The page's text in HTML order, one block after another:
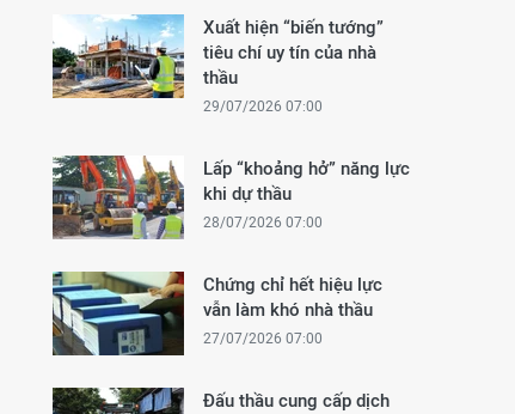
Xuất hiện “biến tướng”
tiêu chí uy tín của nhà
thầu
29/07/2026 07:00
Lấp “khoảng hở” năng lực
khi dự thầu
28/07/2026 07:00
Chứng chỉ hết hiệu lực
vẫn làm khó nhà thầu
27/07/2026 07:00
Đấu thầu cung cấp dịch